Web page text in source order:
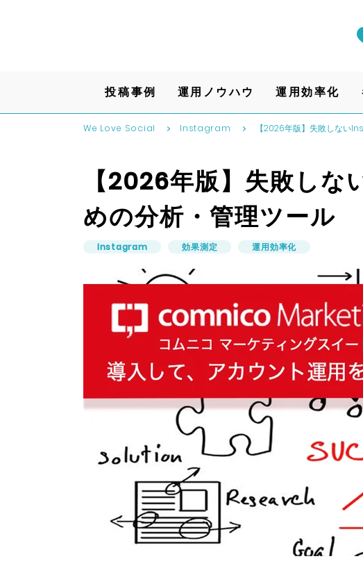
投稿事例 運用ノウハウ 運用効率化
We Love Social Instagram 【2026年版】失敗しない
【2026年版】失敗し
めの分析・管理ツール
Instagram 効果測定 運用効率化